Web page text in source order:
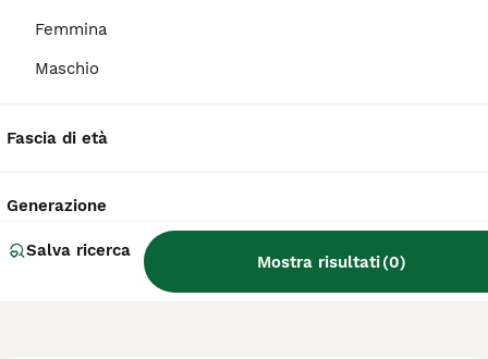
Femmina
Maschio
Fascia di età
Generazione
Salva ricerca
Mostra risultati(0)
Quali sono i colori del Pumi?
Quanto diventa grande un
Pumi?